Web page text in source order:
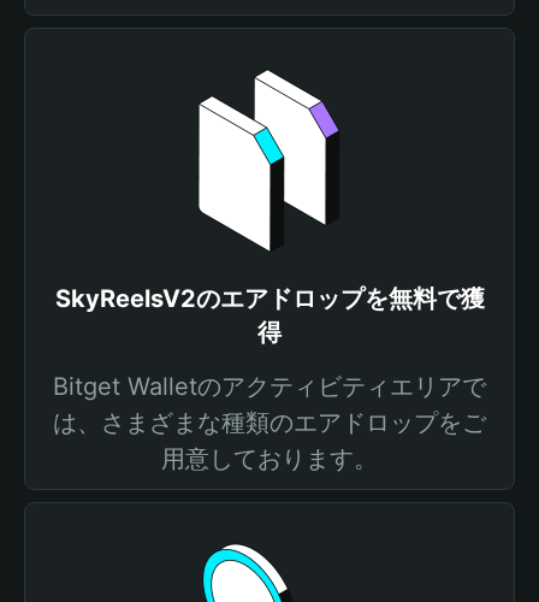
SkyReelsV2のエアドロップを無料で獲
得
Bitget Walletのアクティビティエリアで
は、さまざまな種類のエアドロップをご
用意しております。